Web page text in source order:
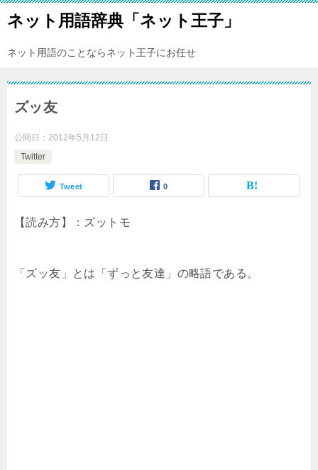
ネット用語辞典「ネット王子」
ネット用語のことならネット王子にお任せ
ズッ友
公開日： 2012年5月12日
Twitter
Tweet 0
【読み方】：ズットモ
「ズッ友」とは「ずっと友達」の略語である。